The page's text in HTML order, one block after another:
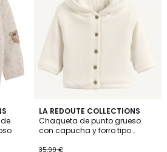
LA REDOUTE COLLECTIONS
Chaqueta de punto grueso
con capucha y forro tipo
35.99 €
5
/
5
2
Colores